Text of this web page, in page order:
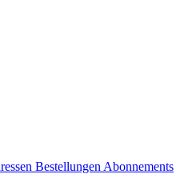
Bestellungen Abonnements